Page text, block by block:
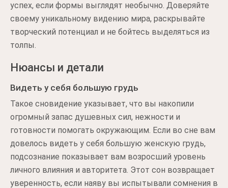
успех, если формы выглядят необычно. Доверяйте
своему уникальному видению мира, раскрывайте
творческий потенциал и не бойтесь выделяться из
толпы.
Нюансы и детали
Видеть у себя большую грудь
Такое сновидение указывает, что вы накопили
огромный запас душевных сил, нежности и
готовности помогать окружающим. Если во сне вам
довелось видеть у себя большую женскую грудь,
подсознание показывает вам возросший уровень
личного влияния и авторитета. Этот сон возвращает
уверенность, если наяву вы испытывали сомнения в